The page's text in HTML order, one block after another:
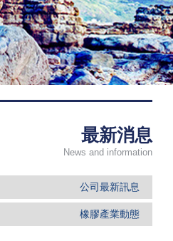
最新消息
News and information
公司最新訊息
橡膠產業動態